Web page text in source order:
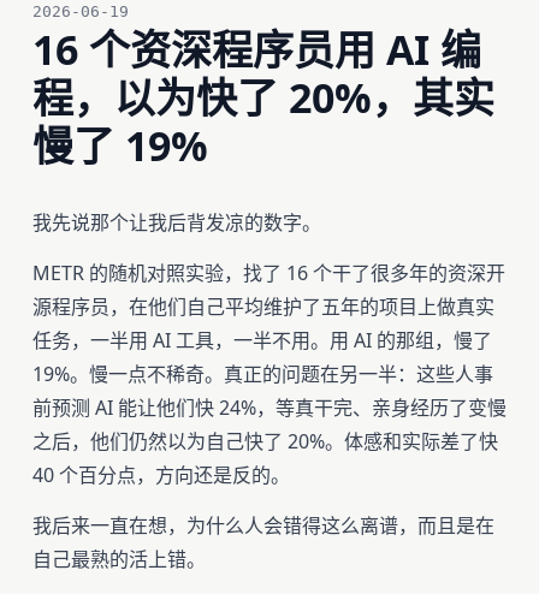
2026-06-19
16 个资深程序员用 AI 编
程，以为快了 20%，其实
慢了 19%
我先说那个让我后背发凉的数字。
METR 的随机对照实验，找了 16 个干了很多年的资深开
源程序员，在他们自己平均维护了五年的项目上做真实
任务，一半用 AI 工具，一半不用。用 AI 的那组，慢了
19%。慢一点不稀奇。真正的问题在另一半：这些人事
前预测 AI 能让他们快 24%，等真干完、亲身经历了变慢
之后，他们仍然以为自己快了 20%。体感和实际差了快
40 个百分点，方向还是反的。
我后来一直在想，为什么人会错得这么离谱，而且是在
自己最熟的活上错。